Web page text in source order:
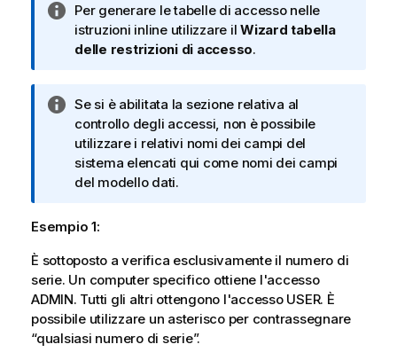
n
f
o
a
t
i
c
a
N
o
t
n
f
o
r
m
t
c
a
Per generare le tabelle di accesso nelle
istruzioni inline utilizzare il Wizard tabella
delle restrizioni di accesso.
N
o
t
a
i
f
r
m
a
t
i
Se si è abilitata la sezione relativa al
controllo degli accessi, non è possibile
utilizzare i relativi nomi dei campi del
sistema elencati qui come nomi dei campi
del modello dati.
Esempio 1:
È sottoposto a verifica esclusivamente il numero di
serie. Un computer specifico ottiene l'accesso
ADMIN. Tutti gli altri ottengono l'accesso USER. È
possibile utilizzare un asterisco per contrassegnare
“qualsiasi numero di serie”.